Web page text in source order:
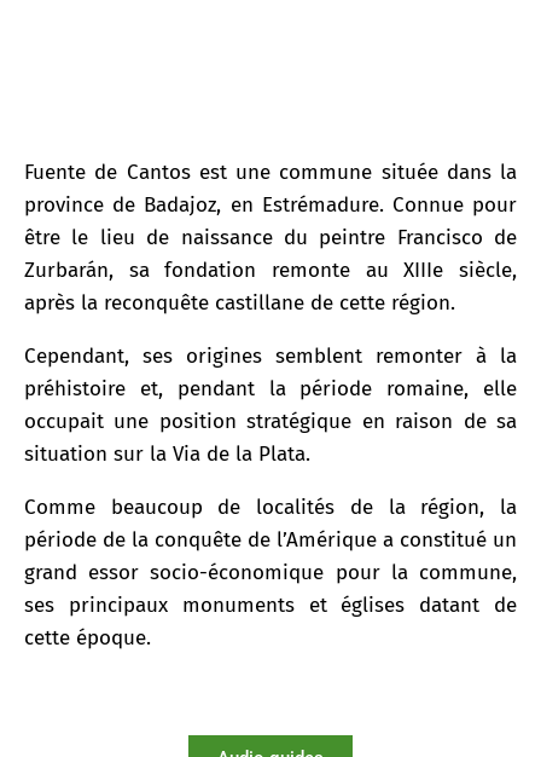
Fuente de Cantos est une commune située dans la
province de Badajoz, en Estrémadure. Connue pour
être le lieu de naissance du peintre Francisco de
Zurbarán, sa fondation remonte au XIIIe siècle,
après la reconquête castillane de cette région.
Cependant, ses origines semblent remonter à la
préhistoire et, pendant la période romaine, elle
occupait une position stratégique en raison de sa
situation sur la Via de la Plata.
Comme beaucoup de localités de la région, la
période de la conquête de l’Amérique a constitué un
grand essor socio-économique pour la commune,
ses principaux monuments et églises datant de
cette époque.